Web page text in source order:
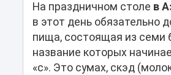
На праздничном столе в
в этот день обязательно
пища, состоящая из семи
название которых
«с». Это сумах, скэд